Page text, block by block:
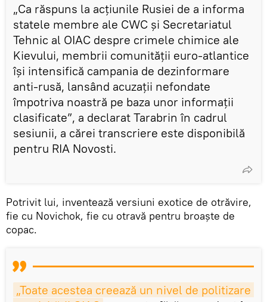
„Ca răspuns la acțiunile Rusiei de a informa
statele membre ale CWC și Secretariatul
Tehnic al OIAC despre crimele chimice ale
Kievului, membrii comunității euro-atlantice
își intensifică campania de dezinformare
anti-rusă, lansând acuzații nefondate
împotriva noastră pe baza unor informații
clasificate”, a declarat Tarabrin în cadrul
sesiunii, a cărei transcriere este disponibilă
pentru RIA Novosti.
Potrivit lui, inventează versiuni exotice de otrăvire,
fie cu Novichok, fie cu otravă pentru broaște de
copac.
„Toate acestea creează un nivel de politizare